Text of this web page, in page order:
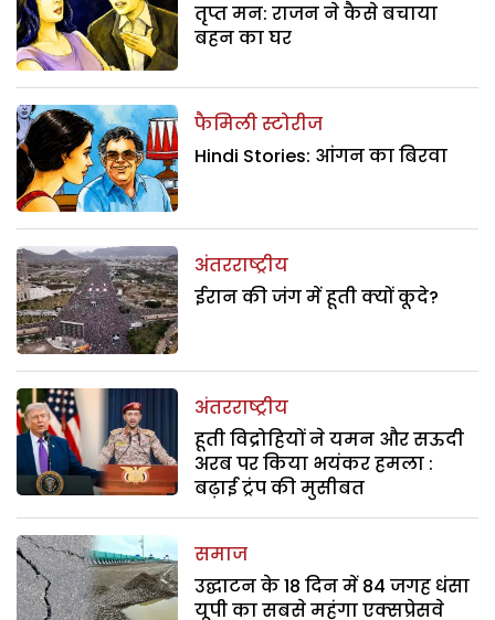
तृप्त मन: राजन ने कैसे बचाया
बहन का घर
फैमिली स्टोरीज
Hindi Stories: आंगन का बिरवा
अंतरराष्ट्रीय
ईरान की जंग में हूती क्यों कूदे?
अंतरराष्ट्रीय
हूती विद्रोहियों ने यमन और सऊदी
अरब पर किया भयंकर हमला :
बढ़ाई ट्रंप की मुसीबत
समाज
उद्घाटन के 18 दिन में 84 जगह धंसा
यूपी का सबसे महंगा एक्सप्रेसवे